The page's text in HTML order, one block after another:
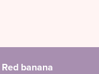
Red banana